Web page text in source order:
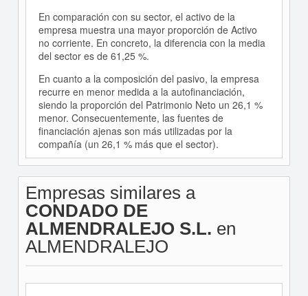
En comparación con su sector, el activo de la
empresa muestra una mayor proporción de Activo
no corriente. En concreto, la diferencia con la media
del sector es de 61,25 %.
En cuanto a la composición del pasivo, la empresa
recurre en menor medida a la autofinanciación,
siendo la proporción del Patrimonio Neto un 26,1 %
menor. Consecuentemente, las fuentes de
financiación ajenas son más utilizadas por la
compañía (un 26,1 % más que el sector).
Empresas similares a
CONDADO DE
ALMENDRALEJO S.L. en
ALMENDRALEJO